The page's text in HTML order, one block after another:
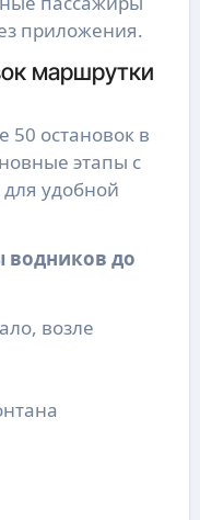
приложения.
маршрутки
50 остановок в
этапы с
удобной
водников до
возле